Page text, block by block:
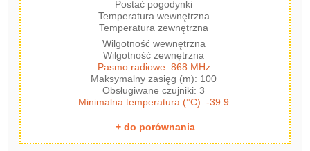
Postać pogodynki
Temperatura wewnętrzna
Temperatura zewnętrzna
Wilgotność wewnętrzna
Wilgotność zewnętrzna
Pasmo radiowe: 868 MHz
Maksymalny zasięg (m): 100
Obsługiwane czujniki: 3
Minimalna temperatura (°C): -39.9
+ do porównania